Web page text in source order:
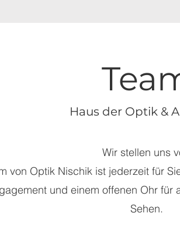
Haus der Optik &
Wir stellen uns
von Optik Nischik ist jederzeit für
und einem offenen Ohr für
Sehen.